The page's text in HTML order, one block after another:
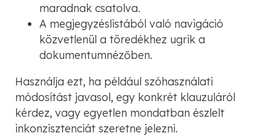
maradnak csatolva.
A megjegyzéslistából való navigáció
közvetlenül a töredékhez ugrik a
dokumentumnézőben.
Használja ezt, ha például szóhasználati
módosítást javasol, egy konkrét klauzuláról
kérdez, vagy egyetlen mondatban észlelt
inkonzisztenciát szeretne jelezni.